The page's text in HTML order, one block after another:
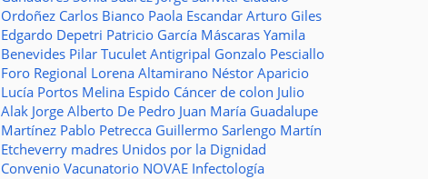
Ordoñez Carlos Bianco Paola Escandar Arturo Giles
Edgardo Depetri Patricio García Máscaras Yamila
Benevides Pilar Tuculet Antigripal Gonzalo Pesciallo
Foro Regional Lorena Altamirano Néstor Aparicio
Lucía Portos Melina Espido Cáncer de colon Julio
Alak Jorge Alberto De Pedro Juan María Guadalupe
Martínez Pablo Petrecca Guillermo Sarlengo Martín
Etcheverry madres Unidos por la Dignidad
Convenio Vacunatorio NOVAE Infectología